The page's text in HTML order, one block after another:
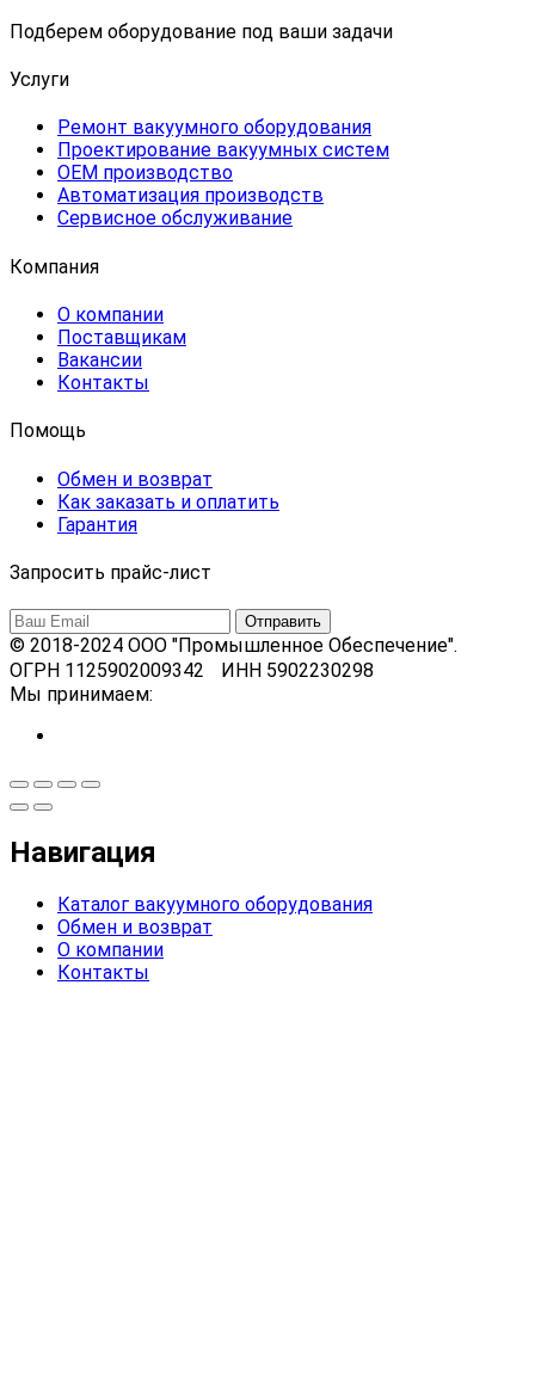
Подберем оборудование под ваши задачи
Услуги
Ремонт вакуумного оборудования
Проектирование вакуумных систем
OEM производство
Автоматизация производств
Сервисное обслуживание
Компания
О компании
Поставщикам
Вакансии
Контакты
Помощь
Обмен и возврат
Как заказать и оплатить
Гарантия
Запросить прайс-лист
© 2018-2024 ООО "Промышленное Обеспечение".
ОГРН 1125902009342 ИНН 5902230298
Мы принимаем:
Навигация
Каталог вакуумного оборудования
Обмен и возврат
О компании
Контакты